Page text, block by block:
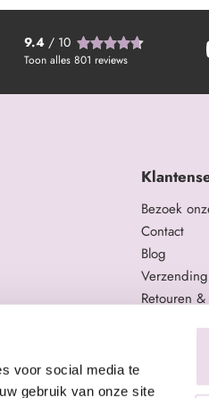
voor social media te
gebruik van onze site
9.4/ 10
Toon alles 801 reviews
Bezoek
Contact
Blog
Retouren